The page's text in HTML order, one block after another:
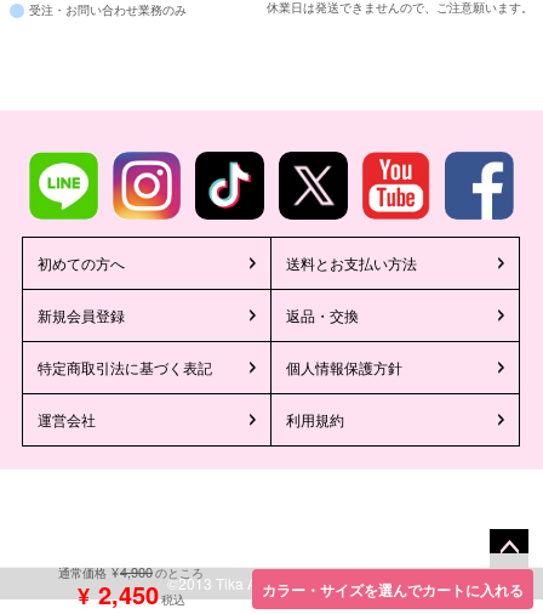
通常価格 ¥4,900のところ
¥ 2,450税込 カラー・サイズを選んでカートに入れる
受注・お問い合わせ業務のみ
休業日は発送できませんので、ご注意願います。
初めての方へ 送料とお支払い方法
新規会員登録 返品・交換
特定商取引法に基づく表記 個人情報保護方針
運営会社 利用規約
ペー
ジト
©2013 Tika All Rights reserved.